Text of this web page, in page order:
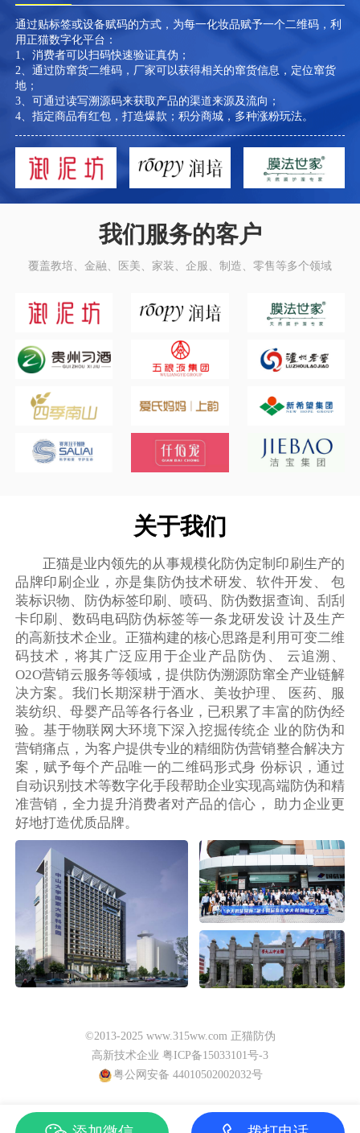
通过贴标签或设备赋码的方式，为每一化妆品赋予一个二维码，利
用正猫数字化平台：
1、消费者可以扫码快速验证真伪；
2、通过防窜货二维码，厂家可以获得相关的窜货信息，定位窜货
地；
3、可通过读写溯源码来获取产品的渠道来源及流向；
4、指定商品有红包，打造爆款；积分商城，多种涨粉玩法。
我们服务的客户
覆盖教培、金融、医美、家装、企服、制造、零售等多个领域
关于我们
正猫是业内领先的从事规模化防伪定制印刷生产的
品牌印刷企业，亦是集防伪技术研发、软件开发、 包
装标识物、防伪标签印刷、喷码、防伪数据查询、刮刮
卡印刷、数码电码防伪标签等一条龙研发设 计及生产
的高新技术企业。正猫构建的核心思路是利用可变二维
码技术，将其广泛应用于企业产品防伪、 云追溯、
O2O营销云服务等领域，提供防伪溯源防窜全产业链解
决方案。我们长期深耕于酒水、美妆护理、 医药、服
装纺织、母婴产品等各行各业，已积累了丰富的防伪经
验。基于物联网大环境下深入挖掘传统企 业的防伪和
营销痛点，为客户提供专业的精细防伪营销整合解决方
案，赋予每个产品唯一的二维码形式身 份标识，通过
自动识别技术等数字化手段帮助企业实现高端防伪和精
准营销，全力提升消费者对产品的信心， 助力企业更
好地打造优质品牌。
©2013-2025 www.315ww.com 正猫防伪
高新技术企业 粤ICP备15033101号-3
粤公网安备 44010502002032号